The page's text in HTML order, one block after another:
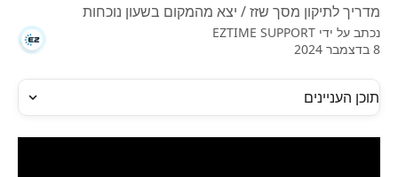
מדריך לתיקון מסך שזז / יצא מהמקום בשעון נוכחות
נכתב על ידי EZTIME SUPPORT
8 בדצמבר 2024
תוכן העניינים